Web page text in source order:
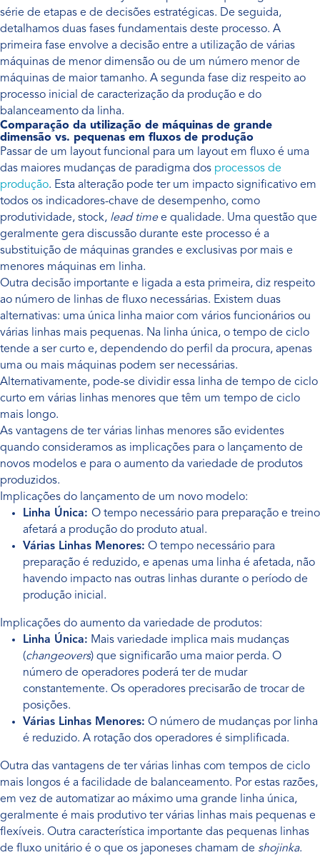
série de etapas e de decisões estratégicas. De seguida,
detalhamos duas fases fundamentais deste processo. A
primeira fase envolve a decisão entre a utilização de várias
máquinas de menor dimensão ou de um número menor de
máquinas de maior tamanho. A segunda fase diz respeito ao
processo inicial de caracterização da produção e do
balanceamento da linha.
Comparação da utilização de máquinas de grande
dimensão vs. pequenas em fluxos de produção
Passar de um layout funcional para um layout em fluxo é uma
das maiores mudanças de paradigma dos processos de
produção. Esta alteração pode ter um impacto significativo em
todos os indicadores-chave de desempenho, como
produtividade, stock, lead timee qualidade. Uma questão que
geralmente gera discussão durante este processo é a
substituição de máquinas grandes e exclusivas por mais e
menores máquinas em linha.
Outra decisão importante e ligada a esta primeira, diz respeito
ao número de linhas de fluxo necessárias. Existem duas
alternativas: uma única linha maior com vários funcionários ou
várias linhas mais pequenas. Na linha única, o tempo de ciclo
tende a ser curto e, dependendo do perfil da procura, apenas
uma ou mais máquinas podem ser necessárias.
Alternativamente, pode-se dividir essa linha de tempo de ciclo
curto em várias linhas menores que têm um tempo de ciclo
mais longo.
As vantagens de ter várias linhas menores são evidentes
quando consideramos as implicações para o lançamento de
novos modelos e para o aumento da variedade de produtos
produzidos.
Implicações do lançamento de um novo modelo:
Linha Única: O tempo necessário para preparação e treino
afetará a produção do produto atual.
Várias Linhas Menores: O tempo necessário para
preparação é reduzido, e apenas uma linha é afetada, não
havendo impacto nas outras linhas durante o período de
produção inicial.
Implicações do aumento da variedade de produtos:
Linha Única: Mais variedade implica mais mudanças
(changeovers) que significarão uma maior perda. O
número de operadores poderá ter de mudar
constantemente. Os operadores precisarão de trocar de
posições.
Várias Linhas Menores: O número de mudanças por linha
é reduzido. A rotação dos operadores é simplificada.
Outra das vantagens de ter várias linhas com tempos de ciclo
mais longos é a facilidade de balanceamento. Por estas razões,
em vez de automatizar ao máximo uma grande linha única,
geralmente é mais produtivo ter várias linhas mais pequenas e
flexíveis. Outra característica importante das pequenas linhas
de fluxo unitário é o que os japoneses chamam de shojinka.